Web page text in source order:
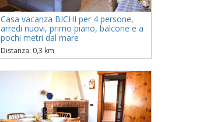
Casa vacanza BICHI per 4 persone,
arredi nuovi, primo piano, balcone e a
pochi metri dal mare
Distanza: 0,3 km